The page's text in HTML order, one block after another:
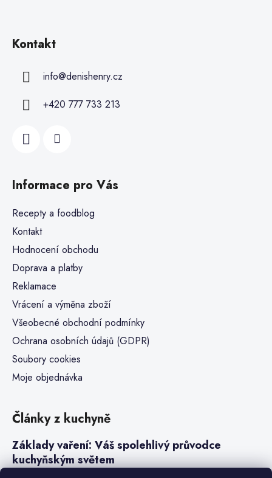
Kontakt
info@denishenry.cz
+420 777 733 213
Informace pro Vás
Recepty a foodblog
Kontakt
Hodnocení obchodu
Doprava a platby
Reklamace
Vrácení a výměna zboží
Všeobecné obchodní podmínky
Ochrana osobních údajů (GDPR)
Soubory cookies
Moje objednávka
Články z kuchyně
Základy vaření: Váš spolehlivý průvodce
kuchyňským světem